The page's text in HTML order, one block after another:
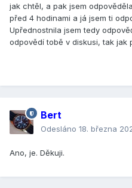
jak chtěl, a pak jsem
před 4 hodinami a já jsem ti
Upřednostnila jsem tedy
odpovědí tobě v diskusi, tak jak
Bert
Odesláno 18. března
Ano, je. Děkuji.